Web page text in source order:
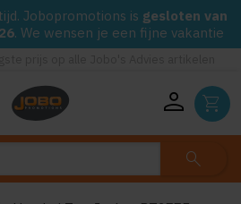
Jobopromotions is gesloten van
. We wensen je een fijne vakantie
person shopping_cart
search